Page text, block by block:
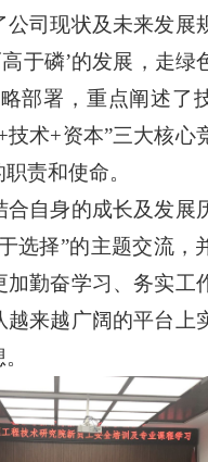
公司现状及未来发展
高于磷’的发展，走绿
部署， 重点阐述了
技术+资本”三大核心
责和使命。
合自身的成长及发展
选择”的主题交流，
加勤奋学习、务实工
越来越广阔的平台上